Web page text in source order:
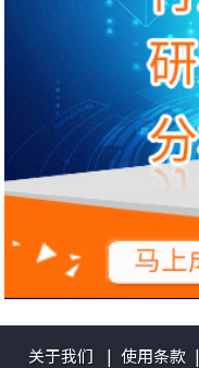
关于我们 | 使用条款 |